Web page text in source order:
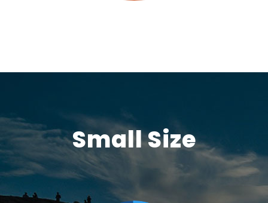
Small Size